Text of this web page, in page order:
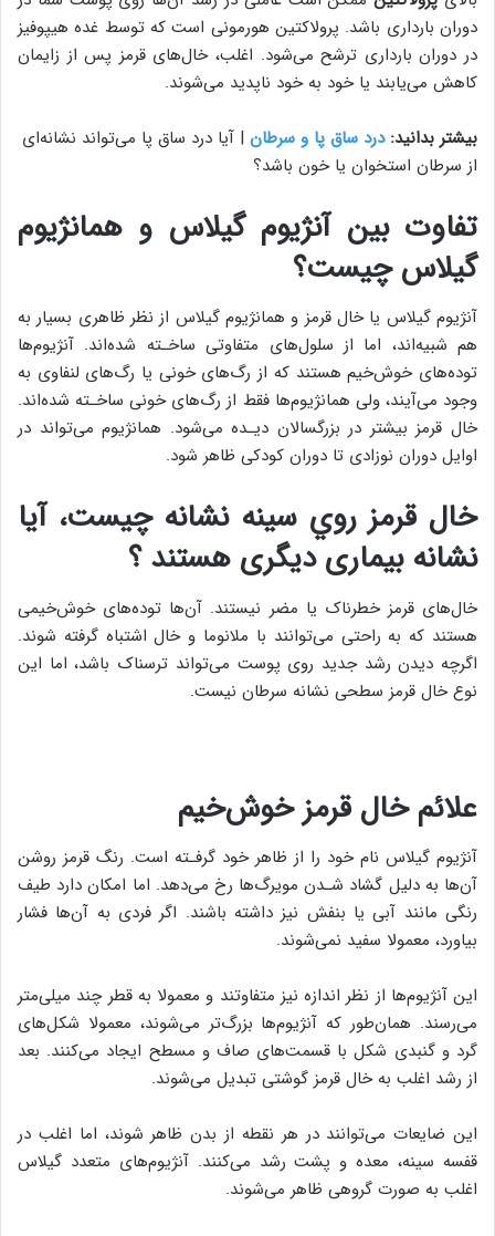
دوران بارداری باشد. پرولاکتین هورمونی است که توسط غده هیپوفیز
در دوران بارداری ترشح می‌شود. اغلب، خال‌های قرمز پس از زایمان
کاهش می‌یابند یا خود به خود ناپدید می‌شوند.
بیشتر بدانید:درد ساق پا و سرطان | آیا درد ساق پا می‌تواند نشانه‌ای
از سرطان استخوان یا خون باشد؟
تفاوت بین آنژیوم گیلاس و همانژیوم
گیلاس چیست؟
آنژیوم گیلاس یا خال قرمز و همانژیوم گیلاس از نظر ظاهری بسیار به
هم شبیه‌اند، اما از سلول‌های متفاوتی ساخـته شده‌اند. آنژیوم‌ها
توده‌های خوش‌خیم هستند که از رگ‌های خونی یا رگ‌های لنفاوی به
وجود می‌آیند، ولی همانژیوم‌ها فقط از رگ‌های خونی ساخـته شده‌اند.
خال قرمز بیشتر در بزرگسالان دیـده می‌شود. همانژیوم می‌تواند در
اوایل دوران نوزادی تا دوران کودکی ظاهر شود.
خال قرمز روي سينه نشانه چيست، آیا
نشانه بیماری دیگری هستند ؟
خال‌های قرمز خطرناک یا مضر نیستند. آن‌ها توده‌های خوش‌خیمی
‌هستند که به راحتی می‌توانند با ملانوما و خال اشتباه گرفته شوند.
اگرچه دیدن رشد جدید روی پوست می‌تواند ‌ترسناک باشد، اما این
نوع خال قرمز سطحی نشانه سرطان نیست.
علائم خال قرمز خوش‌خیم
آنژیوم گیلاس نام خود را از ظاهر خود گرفـته است. رنگ قرمز روشن
آن‌ها به دلیل گشاد شـدن مویرگ‌ها رخ می‌دهد. اما امکان دارد طیف
رنگی مانند آبی یا بنفش نیز داشته باشند. اگر فردی به آن‌ها فشار
بیاورد، معمولا سفید نمی‌شوند.
این آنژیوم‌ها از نظر اندازه نیز متفاوتند و معمولا به قطر چند میلی‌متر
می‌رسند. همان‌طور که آنژیوم‌ها بزرگ‌تر می‌شوند، معمولا شکل‌های
گرد و گنبدی شکل با قسمت‌های صاف و مسطح ایجاد می‌کنند. بعد
از رشد اغلب به خال قرمز گوشتی تبدیل می‌شوند.
این ضایعات می‌توانند در هر نقطه از بدن ظاهر شوند، اما اغلب در
قفسه سینه، معده و پشت رشد می‌کنند. آنژیوم‌های متعدد گیلاس
اغلب به صورت گروهی ظاهر می‌شوند.